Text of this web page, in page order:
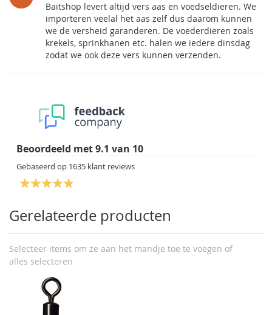
Baitshop levert altijd vers aas en voedseldieren. We
importeren veelal het aas zelf dus daarom kunnen
we de versheid garanderen. De voederdieren zoals
krekels, sprinkhanen etc. halen we iedere dinsdag
zodat we ook deze vers kunnen verzenden.
Beoordeeld met9.1 van 10
Gebaseerd op 1635 klant reviews
Gerelateerde producten
Selecteer items om ze aan het mandje toe te voegen of
alles selecteren